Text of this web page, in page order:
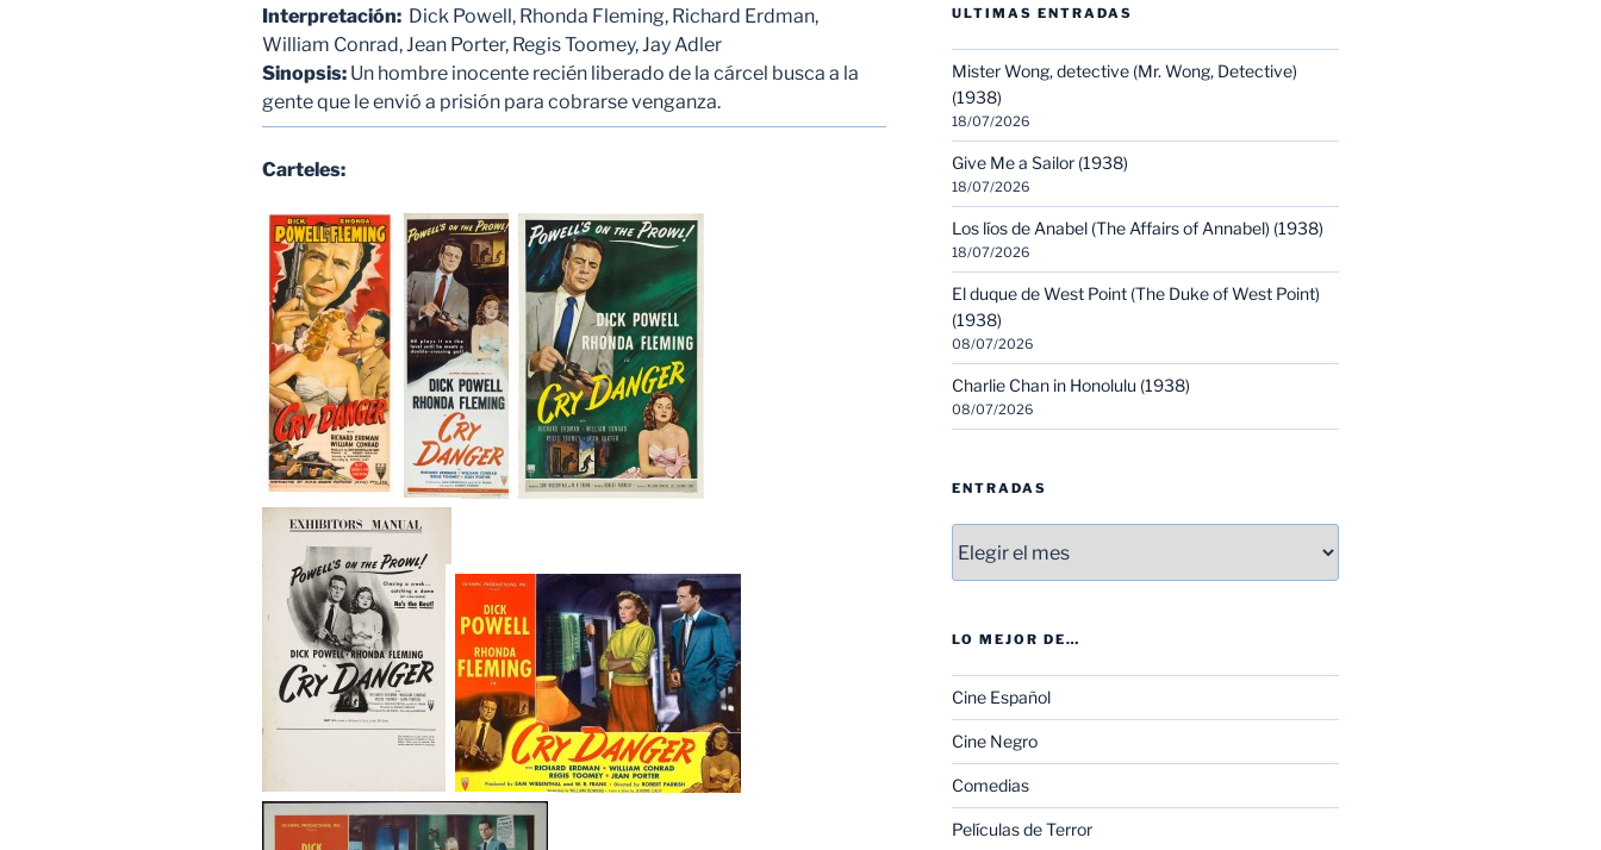
Interpretación: Dick Powell, Rhonda Fleming, Richard Erdman,
William Conrad, Jean Porter, Regis Toomey, Jay Adler
Sinopsis: Un hombre inocente recién liberado de la cárcel busca a la
gente que le envió a prisión para cobrarse venganza.
Carteles:
ULTIMAS ENTRADAS
Mister Wong, detective (Mr. Wong, Detective)
(1938)
18/07/2026
Give Me a Sailor (1938)
18/07/2026
Los líos de Anabel (The Affairs of Annabel) (1938)
18/07/2026
El duque de West Point (The Duke of West Point)
(1938)
08/07/2026
Charlie Chan in Honolulu (1938)
08/07/2026
ENTRADAS
LO MEJOR DE…
Cine Español
Cine Negro
Comedias
Películas de Terror